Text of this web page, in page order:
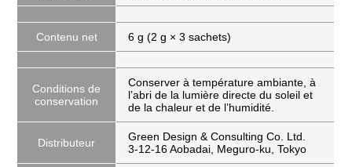
Contenu net 6 g (2 g × 3 sachets)
Conditions de
conservation
Conserver à température ambiante, à
l’abri de la lumière directe du soleil et
de la chaleur et de l’humidité.
Distributeur
Green Design & Consulting Co. Ltd.
3-12-16 Aobadai, Meguro-ku, Tokyo